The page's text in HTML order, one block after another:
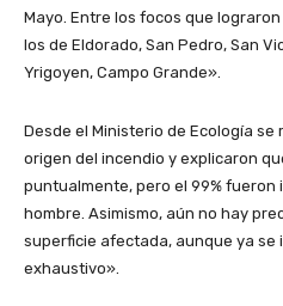
Mayo. Entre los focos que
los de Eldorado, San Pedro, San
Yrigoyen, Campo Grande».
Desde el Ministerio de Ecología
origen del incendio y explicaron
puntualmente, pero el 99% fueron
hombre. Asimismo, aún no hay
superficie afectada, aunque ya se
exhaustivo».